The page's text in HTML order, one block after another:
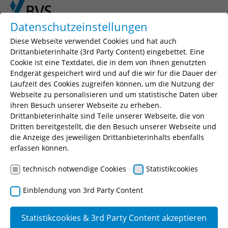
Skip to main content
Skip to page footer
Seminarsuche
Geben Sie einen Suchbegriff, Ihr gewünschtes
Seminar oder eine Seminarnummer ein.
Suchen
Die Grundlagen der
Verwaltungsvollstreckung in der
Praxis - Vertiefungsseminar
Datenschutzeinstellungen
Diese Webseite verwendet Cookies und hat auch
Drittanbieterinhalte (3rd Party Content) eingebettet. Eine
Cookie ist eine Textdatei, die in dem von Ihnen genutzten
Endgerät gespeichert wird und auf die wir für die Dauer der
Laufzeit des Cookies zugreifen können, um die Nutzung der
Webseite zu personalisieren und um statistische Daten über
ihren Besuch unserer Webseite zu erheben.
Drittanbieterinhalte sind Teile unserer Webseite, die von
Dritten bereitgestellt, die den Besuch unserer Webseite und
die Anzeige des jeweiligen Drittanbieterinhalts ebenfalls
erfassen können.
technisch notwendige Cookies Statistikcookies
Einblendung von 3rd Party Content
Statistikcookies & 3rd Party Content akzeptieren